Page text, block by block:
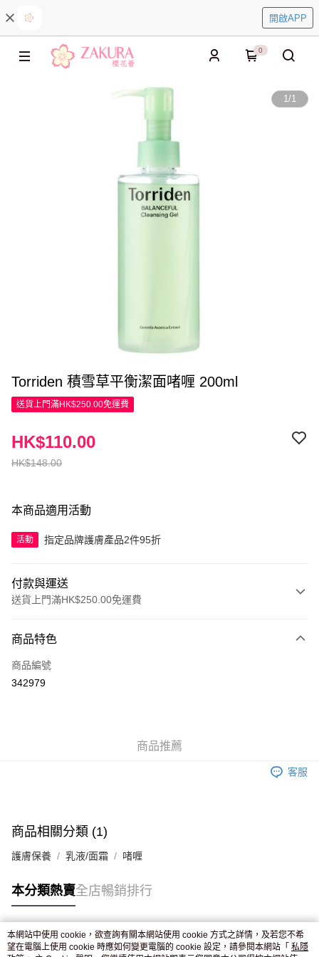
開啟APP
0
1/1
Torriden 積雪草平衡潔面啫喱 200ml
送貨上門滿HK$250.00免運費
HK$148.00
HK$110.00
本商品適用活動
活動 指定品牌護膚產品2件95折
付款與運送
送貨上門滿HK$250.00免運費
信用卡
Apple Pay
付款後門市自取，訂單確認後2-4個工作天到店，7天內取。逾期後
商品特色
商品編號
342979
商品推薦
客服
商品相關分類 (1)
護膚保養 乳液/面霜 啫喱
本分類熱賣全店暢銷排行
熱門標籤
本網站中使用 cookie，欲查詢有關本網站使用 cookie 方式之詳情，及若您不希
望在電腦上使用 cookie 時應如何變更電腦的 cookie 設定，請參閱本網站「 私隱